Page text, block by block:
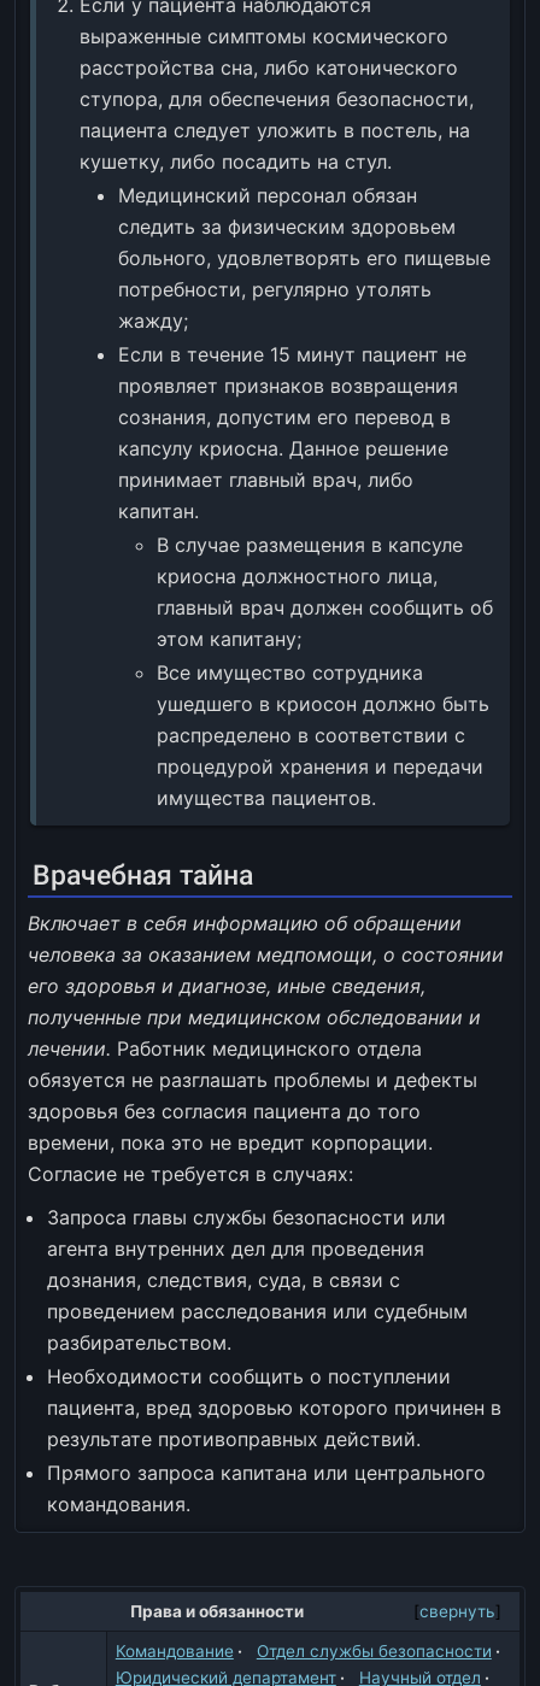
выраженные симптомы космического
расстройства сна, либо катонического
ступора, для обеспечения безопасности,
пациента следует уложить в постель, на
кушетку, либо посадить на стул.
Медицинский персонал обязан
следить за физическим здоровьем
больного, удовлетворять его пищевые
потребности, регулярно утолять
жажду;
Если в течение 15 минут пациент не
проявляет признаков возвращения
сознания, допустим его перевод в
капсулу криосна. Данное решение
принимает главный врач, либо
капитан.
В случае размещения в капсуле
криосна должностного лица,
главный врач должен сообщить об
этом капитану;
Все имущество сотрудника
ушедшего в криосон должно быть
распределено в соответствии с
процедурой хранения и передачи
имущества пациентов.
Врачебная тайна
Включает в себя информацию об обращении
человека за оказанием медпомощи, о состоянии
его здоровья и диагнозе, иные сведения,
полученные при медицинском обследовании и
лечении. Работник медицинского отдела
обязуется не разглашать проблемы и дефекты
здоровья без согласия пациента до того
времени, пока это не вредит корпорации.
Согласие не требуется в случаях:
Запроса главы службы безопасности или
агента внутренних дел для проведения
дознания, следствия, суда, в связи с
проведением расследования или судебным
разбирательством.
Необходимости сообщить о поступлении
пациента, вред здоровью которого причинен в
результате противоправных действий.
Прямого запроса капитана или центрального
командования.
свернуть
Права и обязанности
Командование
Отдел службы безопасности
Юридический департамент
Научный отдел